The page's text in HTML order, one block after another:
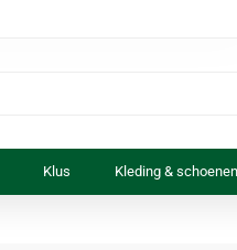
Klus Kleding & schoenen